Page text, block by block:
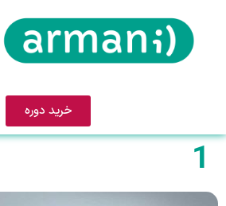
خرید دوره
1